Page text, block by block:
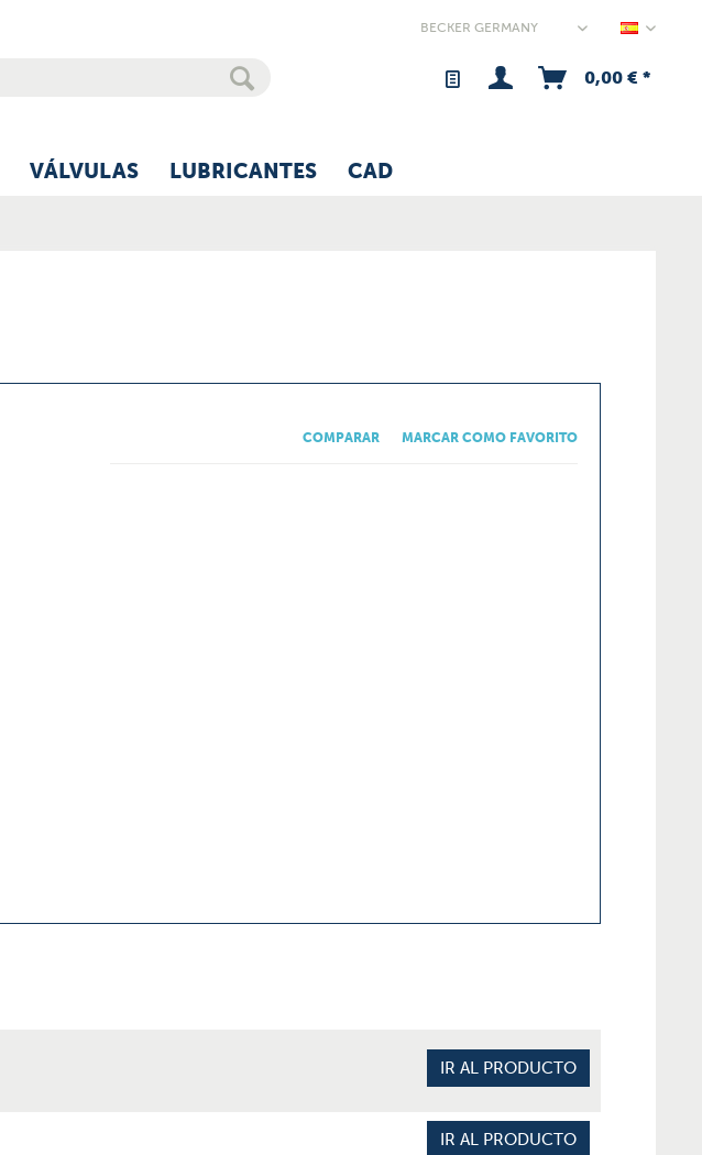
0,00 € *
VÁLVULAS LUBRICANTES CAD
COMPARAR MARCAR COMO FAVORITO
IR AL PRODUCTO
IR AL PRODUCTO